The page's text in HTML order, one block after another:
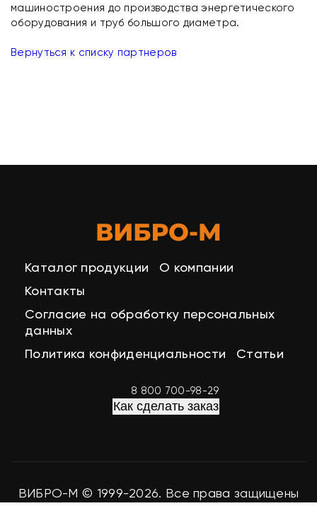
машиностроения до производства энергетического
оборудования и труб большого диаметра.
Вернуться к списку партнеров
Каталог продукции
О компании
Контакты
Согласие на обработку персональных
данных
Политика конфиденциальности
Статьи
8 800 700-98-29
Как сделать заказ
ВИБРО-М © 1999-2026. Все права защищены